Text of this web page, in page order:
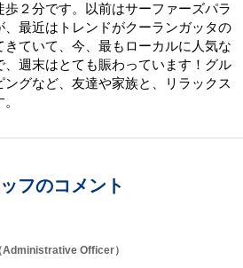
２分です。以前はサーファーズパラ
、最近はトレンドがクーランガッタの
ていて、今、最もローカルに人気な
週末はとても賑わっています！グル
ングなど、友達や家族と、リラックス
フのコメント
Administrative Officer）